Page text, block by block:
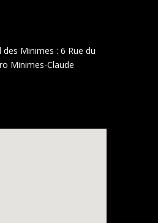
des Minimes : 6 Rue du
Minimes-Claude